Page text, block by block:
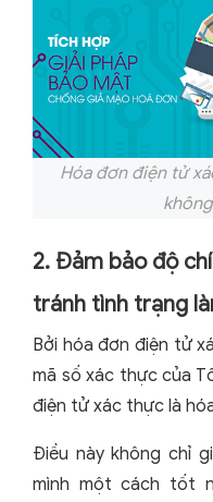
Hóa đơn điện tử
2. Đảm bảo độ
tránh tình trạng
Bởi hóa đơn điện tử
mã số xác thực của
điện tử xác thực là
Điều này không chỉ
mình một cách tốt